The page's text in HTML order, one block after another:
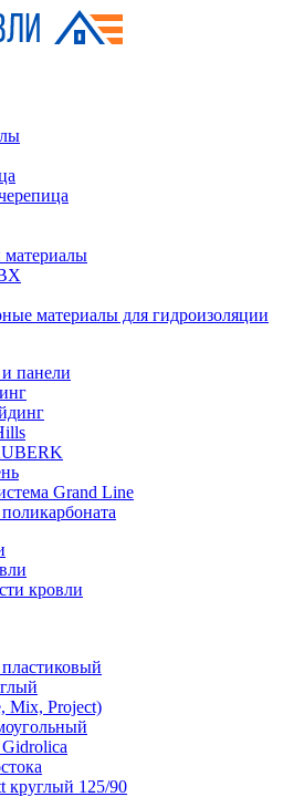
материалы
материалы для гидроизоляции
панели
Grand Line
кровли
Mix, Project)
круглый 125/90